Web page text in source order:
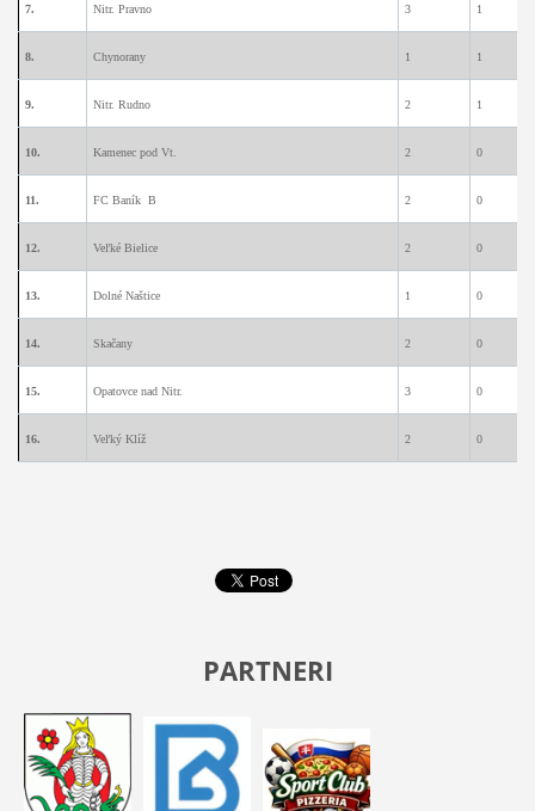
7. Nitr. Pravno 3 1
8. Chynorany 1 1
9. Nitr. Rudno 2 1
10. Kamenec pod Vt. 2 0
11. FC Baník B 2 0
12. Veľké Bielice 2 0
13. Dolné Naštice 1 0
14. Skačany 2 0
15. Opatovce nad Nitr. 3 0
16. Veľký Klíž 2 0
PARTNERI